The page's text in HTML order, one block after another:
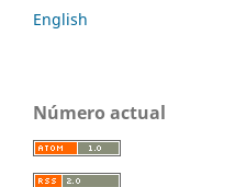
English
Número actual